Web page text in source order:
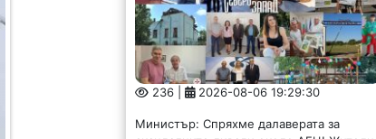
236 | 2026-08-06 19:29:30
Министър: Спряхме далаверата за